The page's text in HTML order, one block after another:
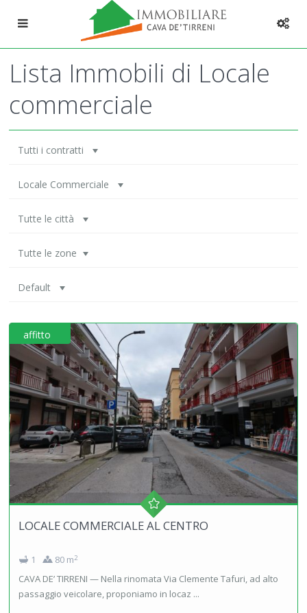
Lista Immobili di Locale
commerciale
Tutti i contratti
Locale Commerciale
Tutte le città
Tutte le zone
Default
affitto
LOCALE COMMERCIALE AL CENTRO
1 80 m2
CAVA DE’ TIRRENI — Nella rinomata Via Clemente Tafuri, ad alto
passaggio veicolare, proponiamo in locaz ...